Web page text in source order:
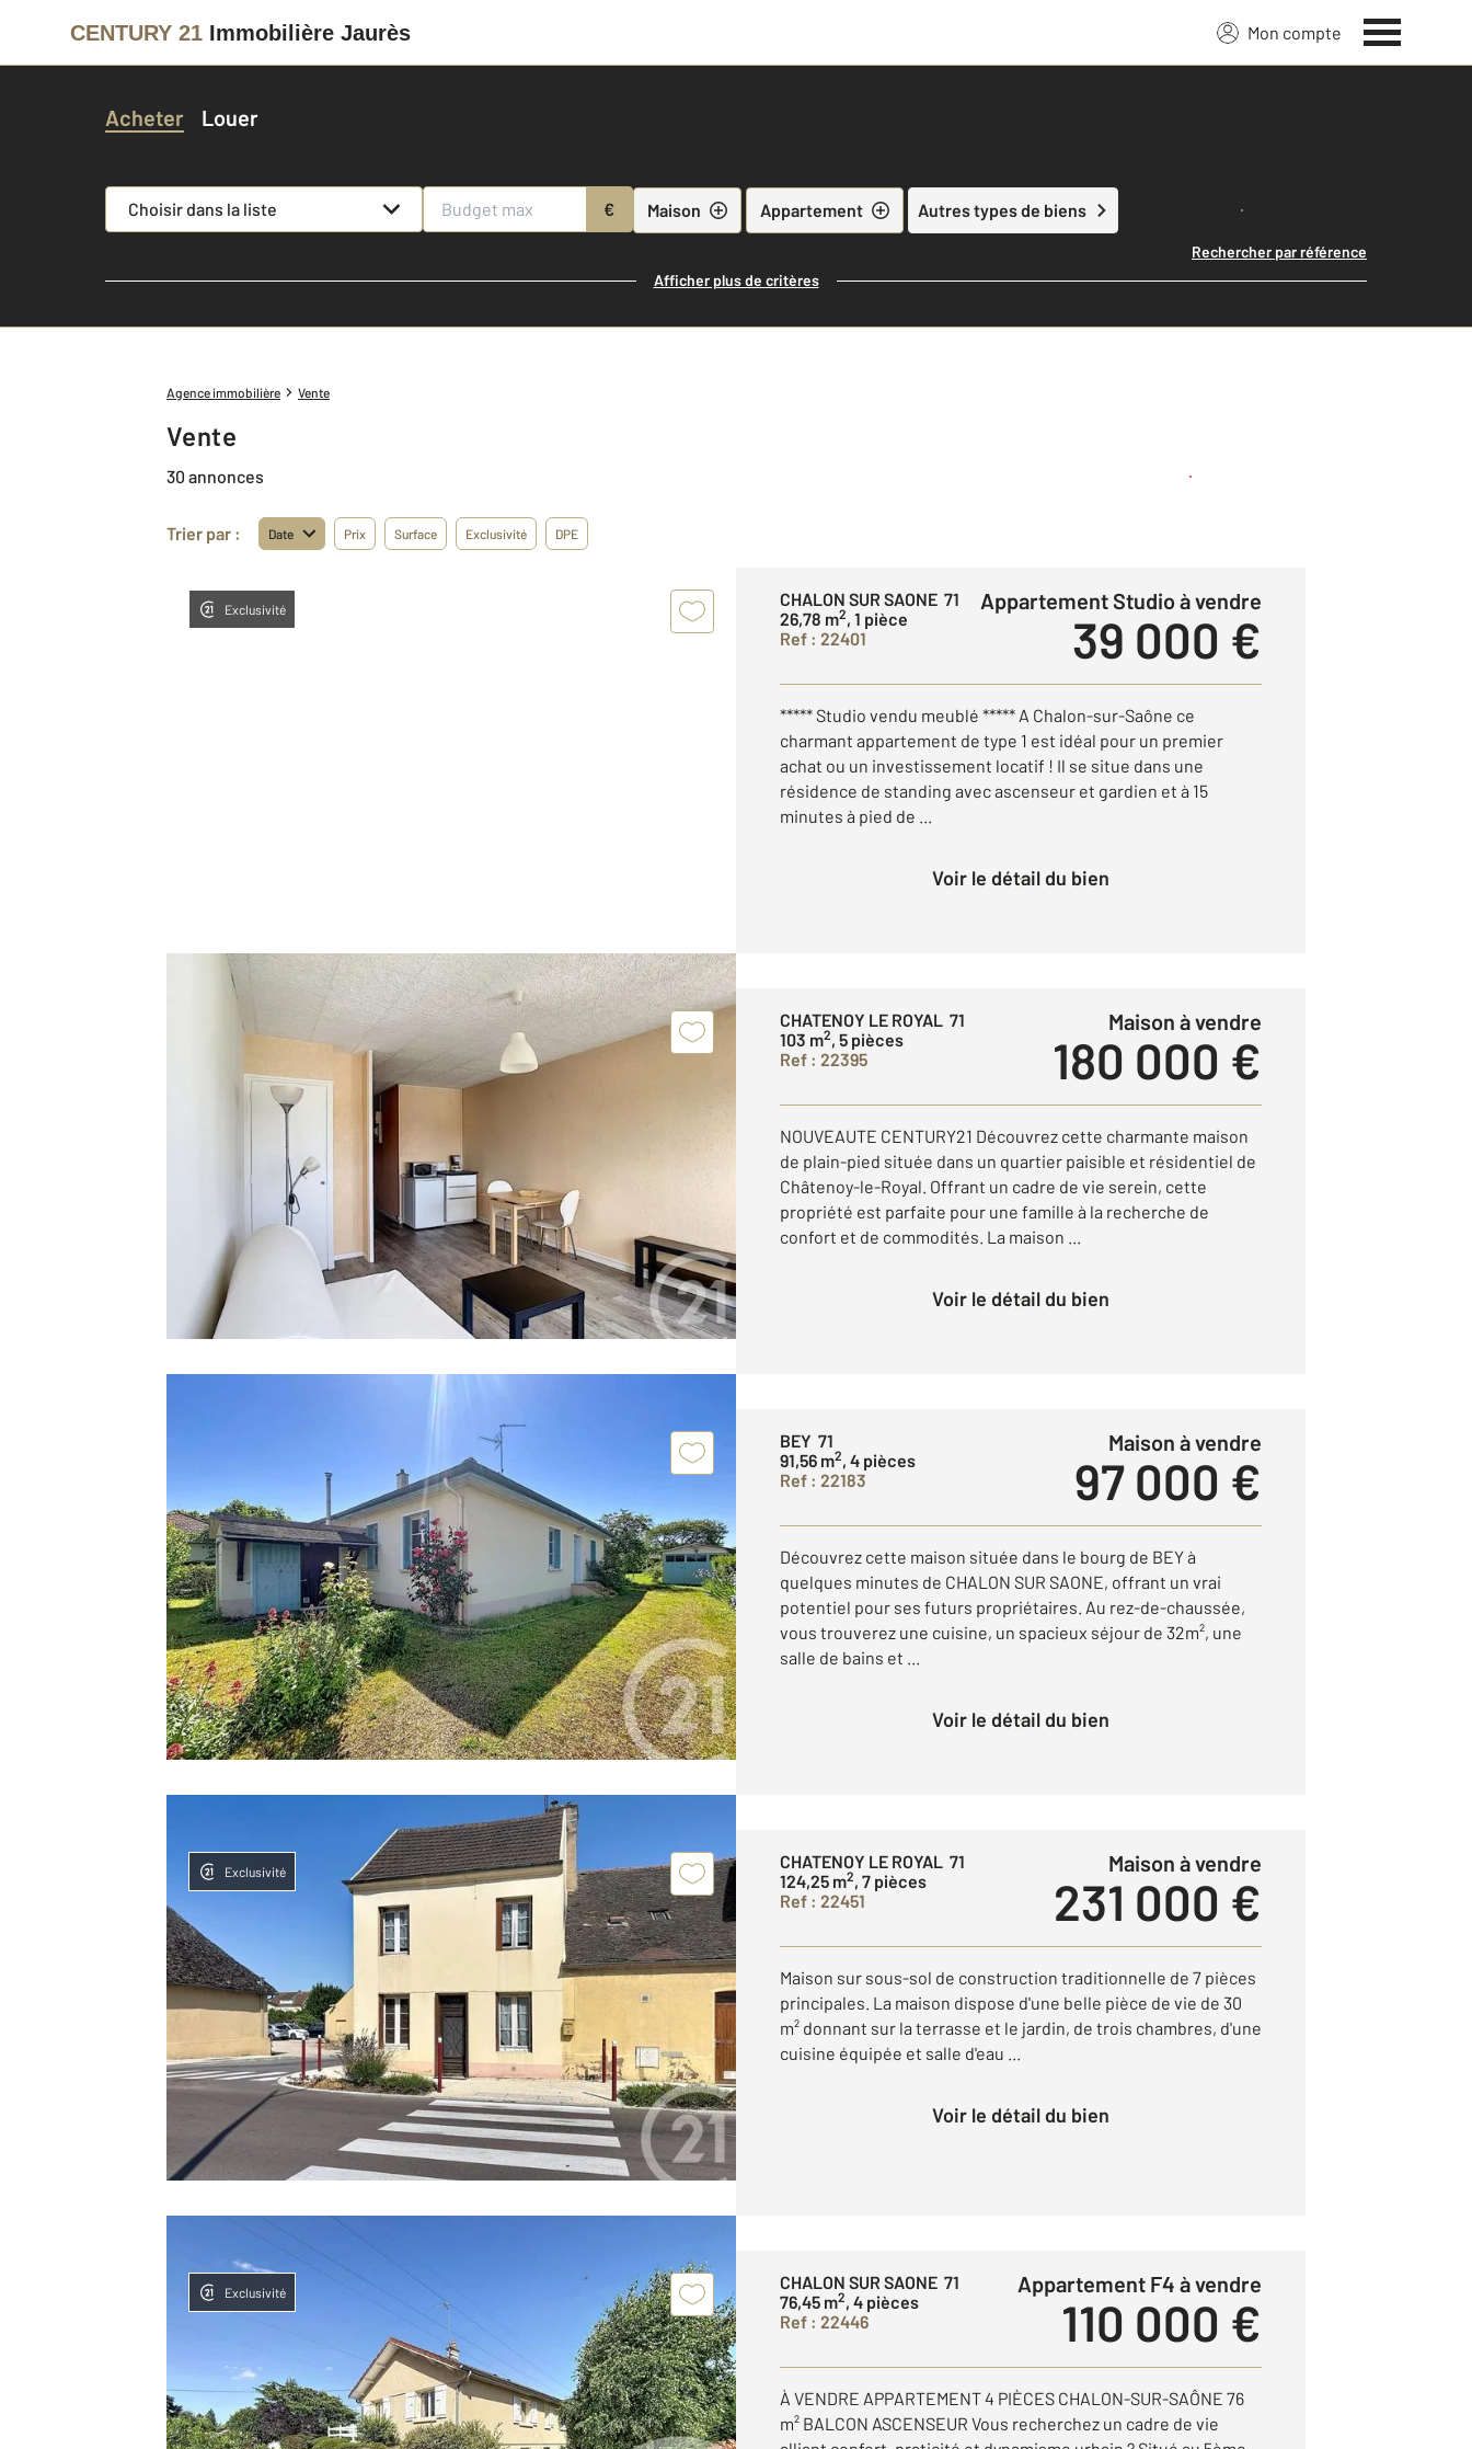
CENTURY 21 Immobilière Jaurès Mon compte
Acheter Louer
Choisir dans la liste € Maison Appartement Autres types de biens Lancer ma recherche
Rechercher par référence
Afficher plus de critères
Agence immobilière Vente
Vente
30 annonces Créer une alerte
Trier par : Date Prix Surface Exclusivité DPE
Exclusivité
CHALON SUR SAONE 71
26,78 m2, 1 pièce
Ref : 22401
Appartement Studio à vendre
39 000 €
***** Studio vendu meublé ***** A Chalon-sur-Saône ce
charmant appartement de type 1 est idéal pour un premier
achat ou un investissement locatif ! Il se situe dans une
résidence de standing avec ascenseur et gardien et à 15
minutes à pied de ...
Voir le détail du bien
CHATENOY LE ROYAL 71
103 m2, 5 pièces
Ref : 22395
Maison à vendre
180 000 €
NOUVEAUTE CENTURY21 Découvrez cette charmante maison
de plain-pied située dans un quartier paisible et résidentiel de
Châtenoy-le-Royal. Offrant un cadre de vie serein, cette
propriété est parfaite pour une famille à la recherche de
confort et de commodités. La maison ...
Voir le détail du bien
BEY 71
91,56 m2, 4 pièces
Ref : 22183
Maison à vendre
97 000 €
Découvrez cette maison située dans le bourg de BEY à
quelques minutes de CHALON SUR SAONE, offrant un vrai
potentiel pour ses futurs propriétaires. Au rez-de-chaussée,
vous trouverez une cuisine, un spacieux séjour de 32m², une
salle de bains et ...
Voir le détail du bien
Exclusivité
CHATENOY LE ROYAL 71
124,25 m2, 7 pièces
Ref : 22451
Maison à vendre
231 000 €
Maison sur sous-sol de construction traditionnelle de 7 pièces
principales. La maison dispose d'une belle pièce de vie de 30
m² donnant sur la terrasse et le jardin, de trois chambres, d'une
cuisine équipée et salle d'eau ...
Voir le détail du bien
Exclusivité
CHALON SUR SAONE 71
76,45 m2, 4 pièces
Ref : 22446
Appartement F4 à vendre
110 000 €
À VENDRE APPARTEMENT 4 PIÈCES CHALON-SUR-SAÔNE 76
m² BALCON ASCENSEUR Vous recherchez un cadre de vie